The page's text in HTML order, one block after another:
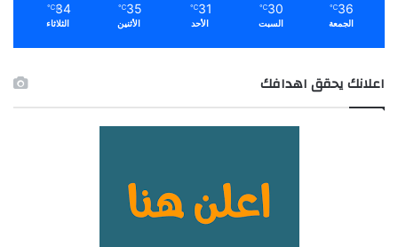
36
℃
الجمعة
30
℃
السبت
31
℃
الأحد
35
℃
الأثنين
34
℃
الثلاثاء
اعلانك يحقق اهدافك